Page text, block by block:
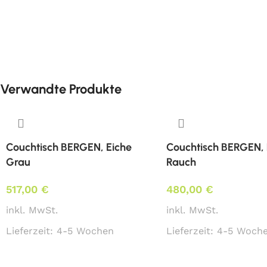
Verwandte Produkte
Couchtisch BERGEN, Eiche
Grau
517,00 €
inkl. MwSt.
Lieferzeit: 4-5 Wochen
Couchtisch BERGEN,
Rauch
480,00 €
inkl. MwSt.
Lieferzeit: 4-5